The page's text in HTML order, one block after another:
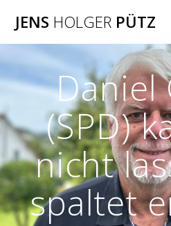
JENS HOLGER PÜTZ
Daniel
(SPD)
nicht
spaltet